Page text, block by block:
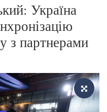
Україна
з партнерами